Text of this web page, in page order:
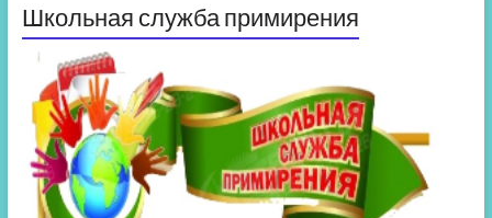
Школьная служба примирения